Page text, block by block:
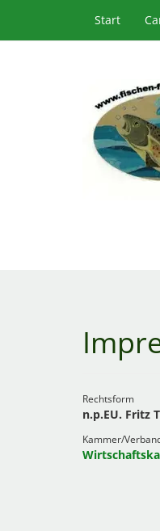
Start
Rechtsform
n.p.EU. Fritz
Kammer/